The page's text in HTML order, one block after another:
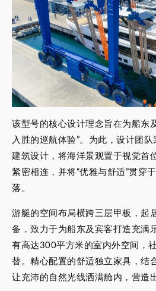
该型号的核心设计理念旨在为船东
入胜的巡航体验”。为此，设计团队
建筑设计，将海洋景观置于视觉首
紧密相连，并将“优雅与舒适”贯穿
落。
游艇的空间布局横跨三层甲板，起
备，致力于为船东及宾客打造充满
有高达300平方米的室内外空间，
替。精心配置的舒适独立家具，结
让充沛的自然光线洒满舱内，营造